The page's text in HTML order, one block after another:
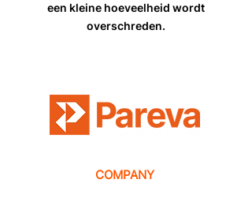
een kleine hoeveelheid wordt
overschreden.
COMPANY